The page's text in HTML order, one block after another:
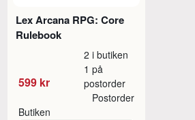
Lex Arcana RPG: Core
Rulebook
599 kr
2 i butiken
1 på
postorder
Butiken
Postorder